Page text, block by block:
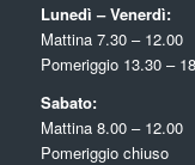
Lunedì – Venerdì:
Mattina 7.30 – 12.00
Pomeriggio 13.30 –
Sabato:
Mattina 8.00 – 12.00
Pomeriggio chiuso